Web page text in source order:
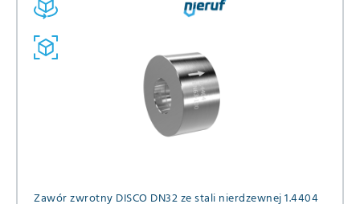
Zawór zwrotny DISCO DN32 ze stali nierdzewnej 1.4404